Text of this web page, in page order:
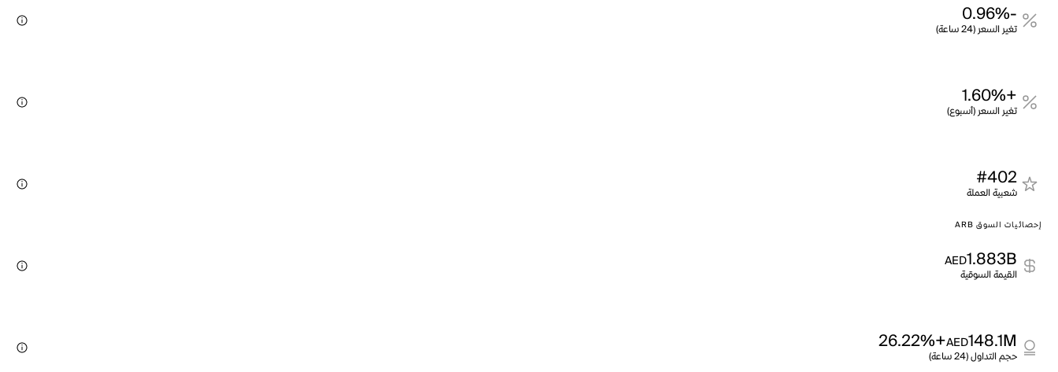
-0.96%
تغير السعر (24 ساعة)
+1.60%
تغير السعر (أسبوع)
#402
شعبية العملة
إحصائيات السوق ARB
1.883B
AED
القيمة السوقية
148.1M
AED
+26.22%
حجم التداول (24 ساعة)